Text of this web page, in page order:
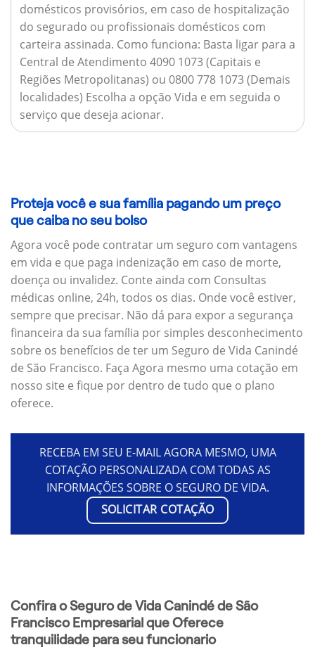
domésticos provisórios, em caso de hospitalização
do segurado ou profissionais domésticos com
carteira assinada. Como funciona: Basta ligar para a
Central de Atendimento 4090 1073 (Capitais e
Regiões Metropolitanas) ou 0800 778 1073 (Demais
localidades) Escolha a opção Vida e em seguida o
serviço que deseja acionar.
Proteja você e sua família pagando um preço
que caiba no seu bolso
Agora você pode contratar um seguro com vantagens
em vida e que paga indenização em caso de morte,
doença ou invalidez. Conte ainda com Consultas
médicas online, 24h, todos os dias. Onde você estiver,
sempre que precisar. Não dá para expor a segurança
financeira da sua família por simples desconhecimento
sobre os benefícios de ter um Seguro de Vida Canindé
de São Francisco. Faça Agora mesmo uma cotação em
nosso site e fique por dentro de tudo que o plano
oferece.
RECEBA EM SEU E-MAIL AGORA MESMO, UMA
COTAÇÃO PERSONALIZADA COM TODAS AS
INFORMAÇÕES SOBRE O SEGURO DE VIDA.
SOLICITAR COTAÇÃO
Confira o Seguro de Vida Canindé de São
Francisco Empresarial que Oferece
tranquilidade para seu funcionario